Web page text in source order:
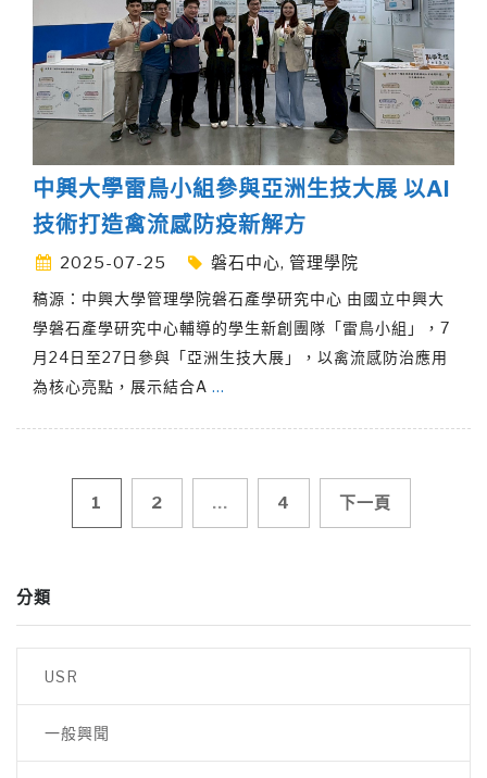
中興大學雷鳥小組參與亞洲生技大展 以AI
技術打造禽流感防疫新解方
2025-07-25 磐石中心, 管理學院
稿源：中興大學管理學院磐石產學研究中心 由國立中興大
學磐石產學研究中心輔導的學生新創團隊「雷鳥小組」，7
月24日至27日參與「亞洲生技大展」，以禽流感防治應用
為核心亮點，展示結合A …
導
覽
1 2 ... 4 下一頁
分類
USR
一般興聞